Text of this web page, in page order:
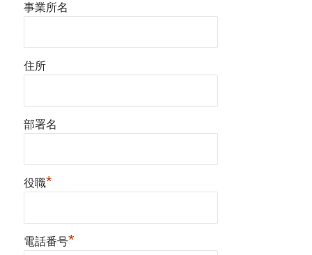
事業所名
住所
部署名
役職*
電話番号*